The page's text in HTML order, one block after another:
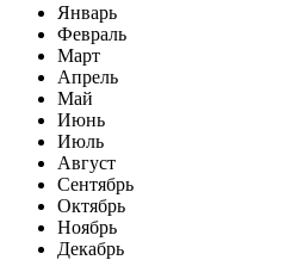
Январь
Февраль
Март
Апрель
Май
Июнь
Июль
Август
Сентябрь
Октябрь
Ноябрь
Декабрь